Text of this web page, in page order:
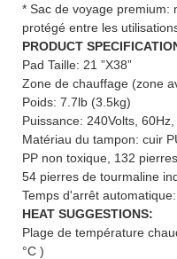
* Sac de voyage premium:
protégé entre les
PRODUCT
Pad Taille: 21 ”X38”
Zone de chauffage (zone
Poids: 7.7lb (3.5kg)
Puissance: 240Volts,
Matériau du tampon: cuir
PP non toxique, 132
54 pierres de tourmaline
Temps d'arrêt
HEAT SUGGESTIONS:
Plage de température
°C )